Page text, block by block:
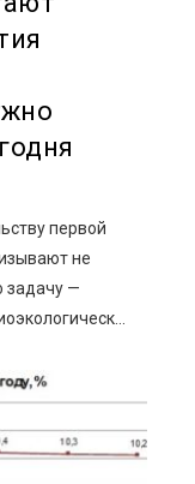
первой
не
задачу —